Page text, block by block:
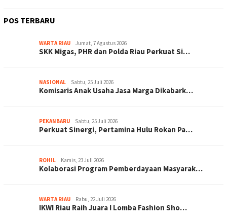
POS TERBARU
WARTA RIAU Jumat, 7 Agustus 2026
SKK Migas, PHR dan Polda Riau Perkuat Si…
NASIONAL Sabtu, 25 Juli 2026
Komisaris Anak Usaha Jasa Marga Dikabark…
PEKANBARU Sabtu, 25 Juli 2026
Perkuat Sinergi, Pertamina Hulu Rokan Pa…
ROHIL Kamis, 23 Juli 2026
Kolaborasi Program Pemberdayaan Masyarak…
WARTA RIAU Rabu, 22 Juli 2026
IKWI Riau Raih Juara I Lomba Fashion Sho…